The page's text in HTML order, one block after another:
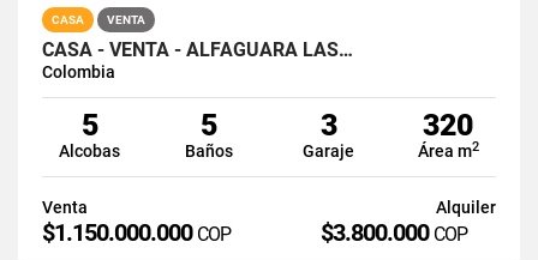
CASA VENTA
CASA - VENTA - ALFAGUARA LAS…
Colombia
5
Alcobas
5
Baños
3
Garaje
320
Área m2
Venta
$1.150.000.000 COP
Alquiler
$3.800.000 COP